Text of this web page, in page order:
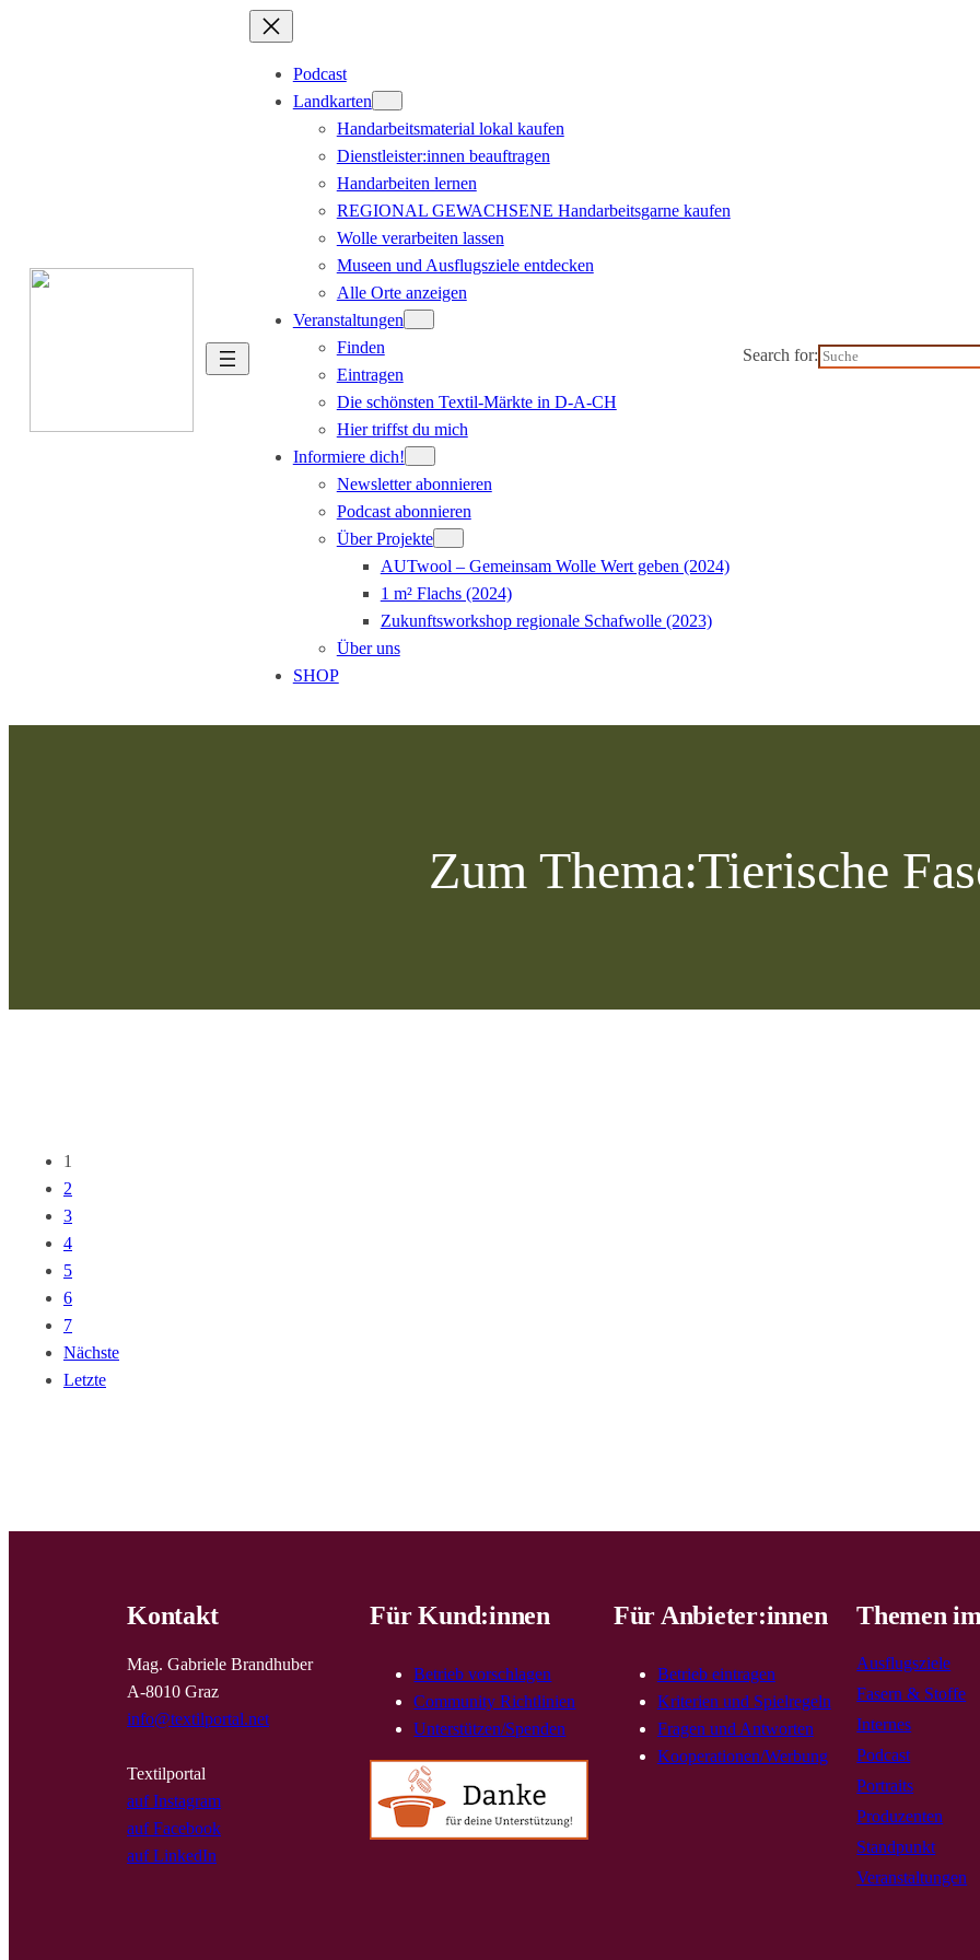
Podcast
Landkarten
Handarbeitsmaterial lokal kaufen
Dienstleister:innen beauftragen
Handarbeiten lernen
REGIONAL GEWACHSENE Handarbeitsgarne kaufen
Wolle verarbeiten lassen
Museen und Ausflugsziele entdecken
Alle Orte anzeigen
Veranstaltungen
Finden
Eintragen
Die schönsten Textil-Märkte in D-A-CH
Hier triffst du mich
Informiere dich!
Newsletter abonnieren
Podcast abonnieren
Über Projekte
AUTwool – Gemeinsam Wolle Wert geben (2024)
1 m² Flachs (2024)
Zukunftsworkshop regionale Schafwolle (2023)
Über uns
SHOP
Search for:
Zum Thema:Tierische
1
2
3
4
5
6
7
Nächste
Letzte
Kontakt
Mag. Gabriele Brandhuber
A-8010 Graz
info@textilportal.net
Textilportal
auf Instagram
auf Facebook
auf LinkedIn
Für Kund:innen
Betrieb vorschlagen
Community Richtlinien
Unterstützen/Spenden
Für Anbieter:innen
Betrieb eintragen
Kriterien und Spielregeln
Fragen und Antworten
Kooperationen/Werbung
Themen
Ausflugsziele
Fasern & Stoffe
Internes
Podcast
Portraits
Produzenten
Standpunkt
Veranstaltungen